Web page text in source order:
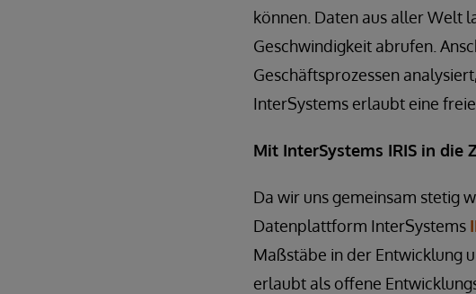
können. Daten aus aller Welt
Geschwindigkeit abrufen.
Geschäftsprozessen
InterSystems erlaubt eine
Mit InterSystems IRIS in die
Da wir uns gemeinsam stetig
Datenplattform InterSystems
Maßstäbe in der Entwicklung
erlaubt als offene